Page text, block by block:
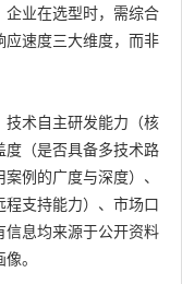
业在选型时，需综合
速度三大维度，而非
术自主研发能力（核
（是否具备多技术路
例的广度与深度）、
支持能力）、市场口
息均来源于公开资料
。